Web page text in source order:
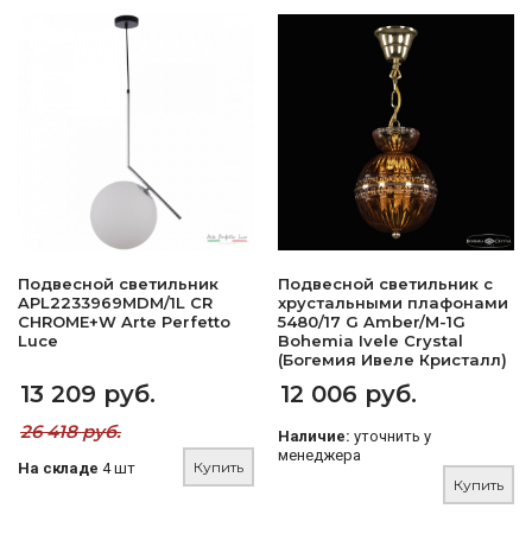
Подвесной светильник
APL2233969MDM/1L CR
CHROME+W Arte Perfetto
Luce
13 209 руб.
26 418 руб.
На складе 4 шт Купить
Подвесной светильник с
хрустальными плафонами
5480/17 G Amber/M-1G
Bohemia Ivele Crystal
(Богемия Ивеле Кристалл)
12 006 руб.
Наличие: уточнить у
менеджера
Купить